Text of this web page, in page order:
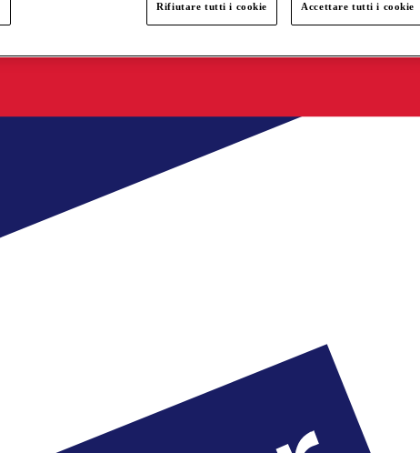
Rifiutare tutti i cookie Accettare tutti i cookie